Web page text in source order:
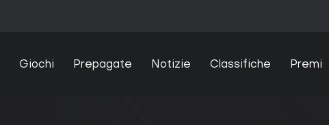
Giochi Prepagate Notizie Classifiche Premi